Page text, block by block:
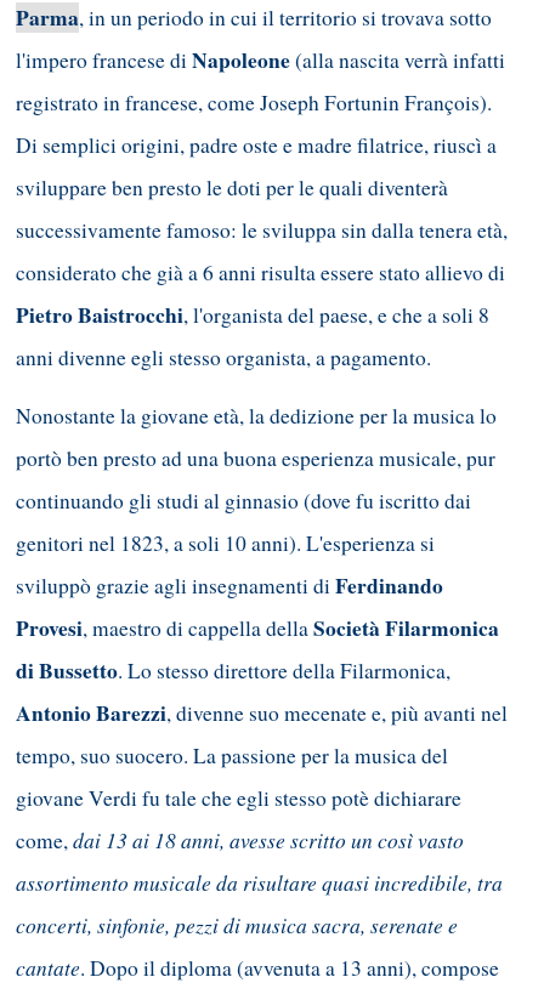
Parma, in un periodo in cui il territorio si trovava sotto
l'impero francese diNapoleone(alla nascita verrà infatti
registrato in francese, come Joseph Fortunin François).
Di semplici origini, padre oste e madre filatrice, riuscì a
sviluppare ben presto le doti per le quali diventerà
successivamente famoso: le sviluppa sin dalla tenera età,
considerato che già a 6 anni risulta essere stato allievo di
Pietro Baistrocchi, l'organista del paese, e che a soli 8
anni divenne egli stesso organista, a pagamento.
Nonostante la giovane età, la dedizione per la musica lo
portò ben presto ad una buona esperienza musicale, pur
continuando gli studi al ginnasio (dove fu iscritto dai
genitori nel 1823, a soli 10 anni). L'esperienza si
sviluppò grazie agli insegnamenti diFerdinando
Provesi, maestro di cappella dellaSocietà Filarmonica
di Bussetto. Lo stesso direttore della Filarmonica,
Antonio Barezzi, divenne suo mecenate e, più avanti nel
tempo, suo suocero. La passione per la musica del
giovane Verdi fu tale che egli stesso potè dichiarare
come,dai 13 ai 18 anni, avesse scritto un così vasto
assortimento musicale da risultare quasi incredibile, tra
concerti, sinfonie, pezzi di musica sacra, serenate e
cantate. Dopo il diploma (avvenuta a 13 anni), compose